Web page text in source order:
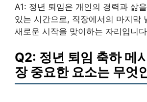
A1: 정년 퇴임은 개인의 경력과 삶
있는 시간으로, 직장에서의 마지막
새로운 시작을 맞이하는 자리입니
Q2: 정년 퇴임 축하 메
장 중요한 요소는 무엇